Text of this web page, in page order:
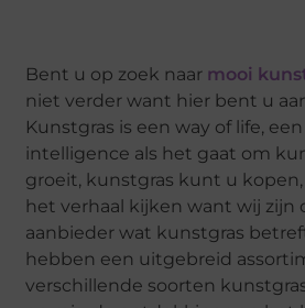
Bent u op zoek naar mooi
niet verder want hier bent u
Kunstgras is een way of life,
intelligence als het gaat om
groeit, kunstgras kunt u
het verhaal kijken want wij zijn
aanbieder wat kunstgras
hebben een uitgebreid
verschillende soorten